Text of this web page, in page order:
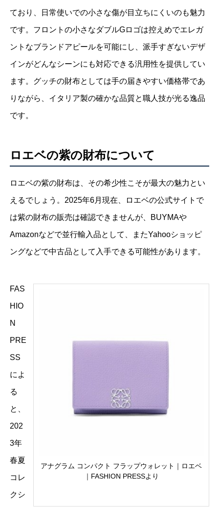
ており、日常使いでの小さな傷が目立ちにくいのも魅力
です。フロントの小さなダブルGロゴは控えめでエレガ
ントなブランドアピールを可能にし、派手すぎないデザ
インがどんなシーンにも対応できる汎用性を提供してい
ます。グッチの財布としては手の届きやすい価格帯であ
りながら、イタリア製の確かな品質と職人技が光る逸品
です。
ロエベの紫の財布について
ロエベの紫の財布は、その希少性こそが最大の魅力とい
えるでしょう。2025年6月現在、ロエベの公式サイトで
は紫の財布の販売は確認できませんが、BUYMAや
Amazonなどで並行輸入品として、またYahooショッピ
ングなどで中古品として入手できる可能性があります。
アナグラム コンパクト フラップウォレット｜ロエベ
｜FASHION PRESSより
FAS
HIO
N
PRE
SS
によ
る
と、
202
3年
春夏
コレ
クシ